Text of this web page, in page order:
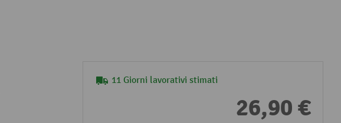
11 Giorni lavorativi stimati
26,90 €